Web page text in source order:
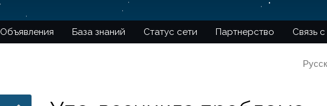
Объявления База знаний Статус сети Партнерство Связь